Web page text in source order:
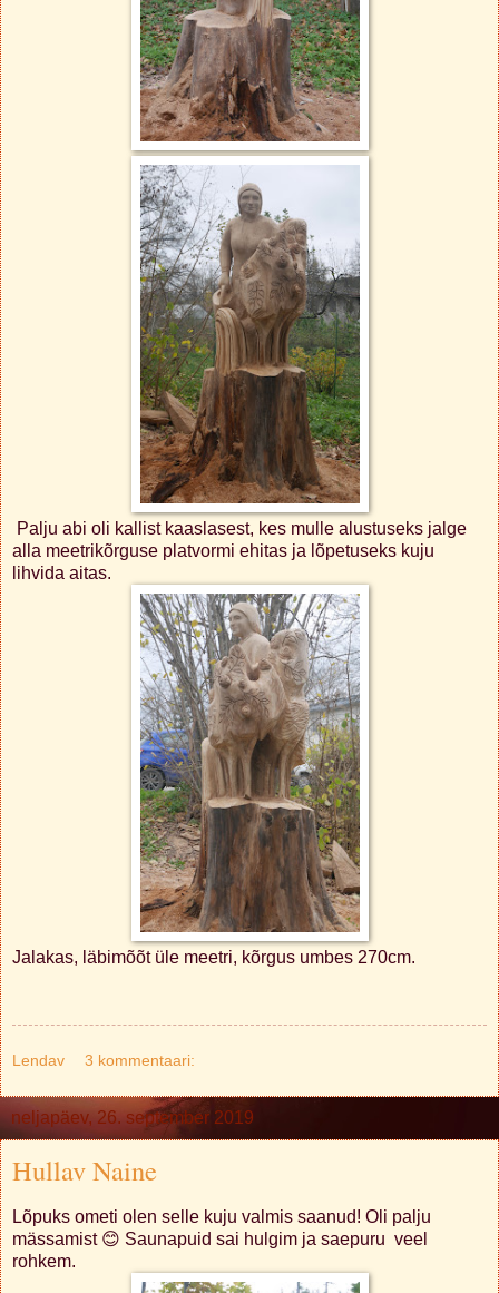
Palju abi oli kallist kaaslasest, kes mulle alustuseks jalge
alla meetrikõrguse platvormi ehitas ja lõpetuseks kuju
lihvida aitas.
Jalakas, läbimõõt üle meetri, kõrgus umbes 270cm.
Lendav 3 kommentaari:
neljapäev, 26. september 2019
Hullav Naine
Lõpuks ometi olen selle kuju valmis saanud! Oli palju
mässamist 😊 Saunapuid sai hulgim ja saepuru veel
rohkem.